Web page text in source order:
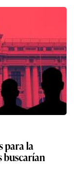
para la
buscarían